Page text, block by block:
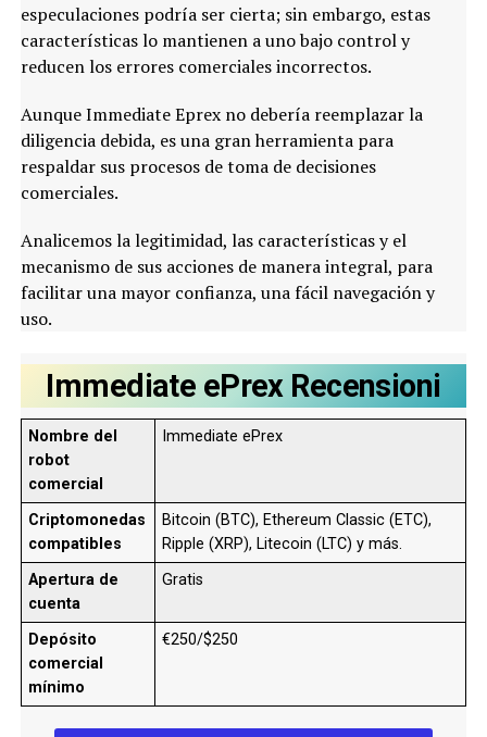
especulaciones podría ser cierta; sin embargo, estas
características lo mantienen a uno bajo control y
reducen los errores comerciales incorrectos.
Aunque Immediate Eprex no debería reemplazar la
diligencia debida, es una gran herramienta para
respaldar sus procesos de toma de decisiones
comerciales.
Analicemos la legitimidad, las características y el
mecanismo de sus acciones de manera integral, para
facilitar una mayor confianza, una fácil navegación y
uso.
Immediate ePrex Recensioni
Nombre del
robot
comercial
Immediate ePrex
Criptomonedas
compatibles
Bitcoin (BTC), Ethereum Classic (ETC),
Ripple (XRP), Litecoin (LTC) y más.
Apertura de
cuenta
Gratis
Depósito
comercial
mínimo
€250/$250